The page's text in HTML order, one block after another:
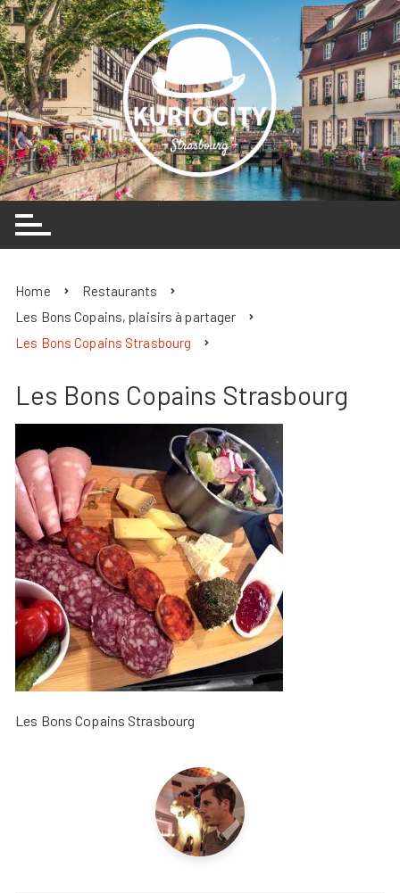
Skip
to
content
Home
Restaurants
Les Bons Copains, plaisirs à partager
Les Bons Copains Strasbourg
Les Bons Copains Strasbourg
Les Bons Copains Strasbourg